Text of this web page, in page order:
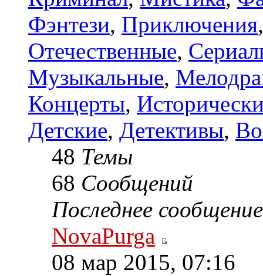
Фэнтези, Приключения
Отечественные,
Музыкальные,
Концерты,
Детские, Детективы,
48 Темы
68 Сообщений
Последнее сообщение
NovaPurga
08 мар 2015, 07:16